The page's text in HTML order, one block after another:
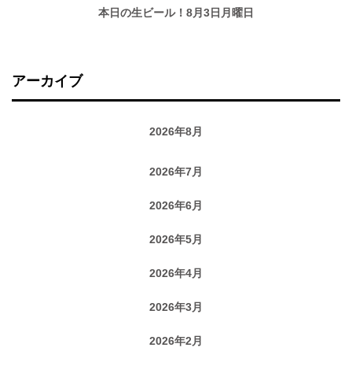
本日の生ビール！8月3日月曜日
アーカイブ
2026年8月
2026年7月
2026年6月
2026年5月
2026年4月
2026年3月
2026年2月